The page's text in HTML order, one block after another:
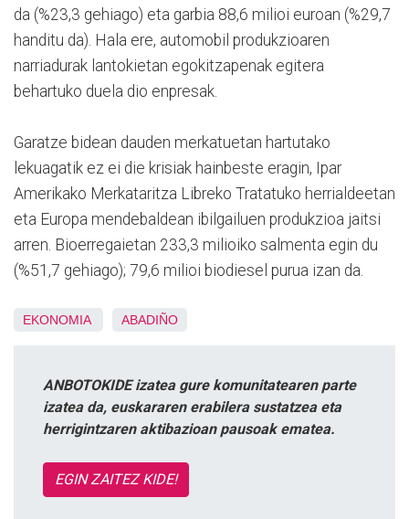
da (%23,3 gehiago) eta garbia 88,6 milioi euroan (%29,7
handitu da). Hala ere, automobil produkzioaren
narriadurak lantokietan egokitzapenak egitera
behartuko duela dio enpresak.
Garatze bidean dauden merkatuetan hartutako
lekuagatik ez ei die krisiak hainbeste eragin, Ipar
Amerikako Merkataritza Libreko Tratatuko herrialdeetan
eta Europa mendebaldean ibilgailuen produkzioa jaitsi
arren. Bioerregaietan 233,3 milioiko salmenta egin du
(%51,7 gehiago); 79,6 milioi biodiesel purua izan da.
EKONOMIA ABADIÑO
ANBOTOKIDE izatea gure komunitatearen parte
izatea da, euskararen erabilera sustatzea eta
herrigintzaren aktibazioan pausoak ematea.
EGIN ZAITEZ KIDE!